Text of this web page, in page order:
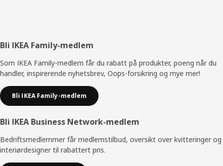
Bunntekst
Bli IKEA Family-medlem
Som IKEA Family-medlem får du rabatt på produkter, poeng når du
handler, inspirerende nyhetsbrev, Oops-forsikring og mye mer!
Bli IKEA Family-medlem
Bli IKEA Business Network-medlem
Bedriftsmedlemmer får medlemstilbud, oversikt over kvitteringer og
interiørdesigner til rabattert pris.